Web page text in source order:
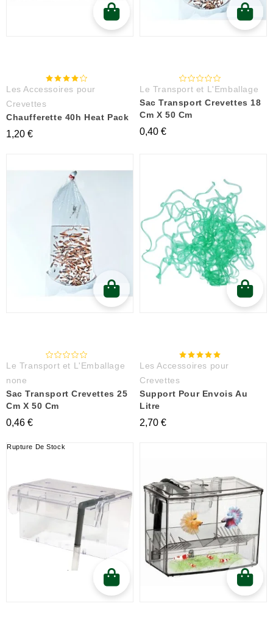
Les Accessoires pour
Crevettes
Chaufferette 40h Heat Pack
1,20 €
Le Transport et L'Emballage
Sac Transport Crevettes 18
Cm X 50 Cm
0,40 €
Le Transport et L'Emballage
none
Sac Transport Crevettes 25
Cm X 50 Cm
0,46 €
Les Accessoires pour
Crevettes
Support Pour Envois Au
Litre
2,70 €
Rupture De Stock